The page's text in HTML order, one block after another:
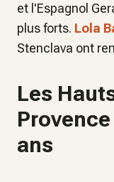
et l'Espagnol
plus forts. Lola
Stenclava ont
Les
ans